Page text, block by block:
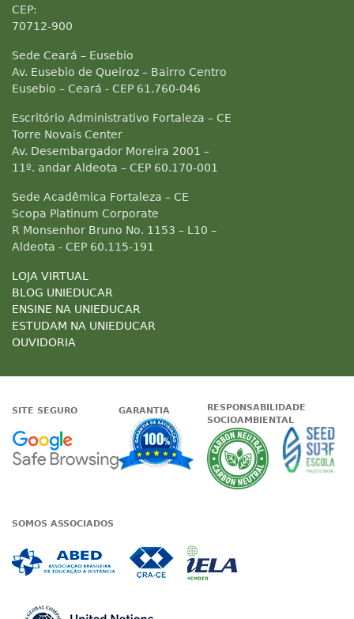
CEP:
70712-900
Sede Ceará – Eusebio
Av. Eusebio de Queiroz – Bairro Centro
Eusebio – Ceará - CEP 61.760-046
Escritório Administrativo Fortaleza – CE
Torre Novais Center
Av. Desembargador Moreira 2001 –
11º. andar Aldeota – CEP 60.170-001
Sede Acadêmica Fortaleza – CE
Scopa Platinum Corporate
R Monsenhor Bruno No. 1153 – L10 –
Aldeota - CEP 60.115-191
LOJA VIRTUAL
BLOG UNIEDUCAR
ENSINE NA UNIEDUCAR
ESTUDAM NA UNIEDUCAR
OUVIDORIA
SITE SEGURO
Google - Status do site no
GARANTIA
Garantia de
RESPONSABILIDADE
SOCIOAMBIENTAL
A
SOMOS ASSOCIADOS